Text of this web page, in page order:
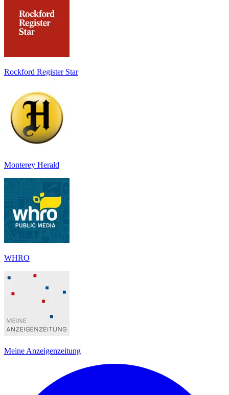
Rockford Register Star
Monterey Herald
WHRO
Meine Anzeigenzeitung